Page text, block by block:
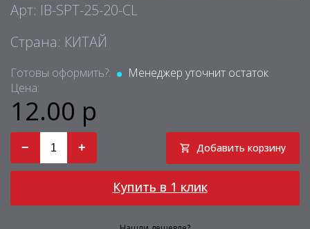
Арт: IB-SPT-25-20-CL
Страна: КИТАЙ
Готовы оформить?:
Менеджер уточнит остаток
Цена:
12.00 р
− + Добавить корзину
Купить в 1 клик